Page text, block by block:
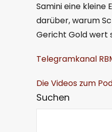
Samini eine kleine
darüber, warum
Gericht Gold wert
Telegramkanal
Die Videos zum
Suchen